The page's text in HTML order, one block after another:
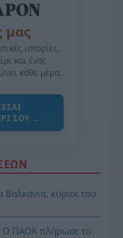
μας
ιστορίες,
και ένας
κάθε μέρα.
ΣΟΥ →
κύριοι του
Ο ΠΑΟΚ πλήρωσε το